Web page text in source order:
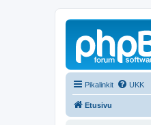
Pikalinkit UKK
Etusivu